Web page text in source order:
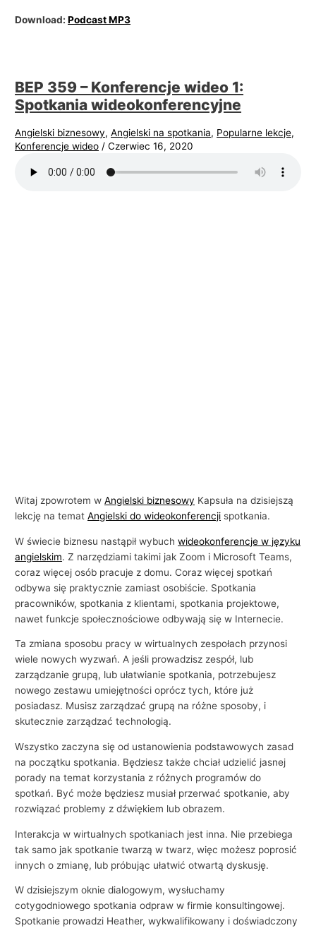
Download:Podcast MP3
BEP 359 – Konferencje wideo 1:
Spotkania wideokonferencyjne
Angielski biznesowy,Angielski na spotkania, Popularne lekcje,
Konferencje wideo /Czerwiec 16, 2020
Witaj zpowrotem wAngielski biznesowy Kapsuła na dzisiejszą
lekcję na tematAngielski do wideokonferencji spotkania.
W świecie biznesu nastąpił wybuchwideokonferencje w języku
angielskim. Z narzędziami takimi jak Zoom i Microsoft Teams,
coraz więcej osób pracuje z domu. Coraz więcej spotkań
odbywa się praktycznie zamiast osobiście. Spotkania
pracowników, spotkania z klientami, spotkania projektowe,
nawet funkcje społecznościowe odbywają się w Internecie.
Ta zmiana sposobu pracy w wirtualnych zespołach przynosi
wiele nowych wyzwań. A jeśli prowadzisz zespół, lub
zarządzanie grupą, lub ułatwianie spotkania, potrzebujesz
nowego zestawu umiejętności oprócz tych, które już
posiadasz. Musisz zarządzać grupą na różne sposoby, i
skutecznie zarządzać technologią.
Wszystko zaczyna się od ustanowienia podstawowych zasad
na początku spotkania. Będziesz także chciał udzielić jasnej
porady na temat korzystania z różnych programów do
spotkań. Być może będziesz musiał przerwać spotkanie, aby
rozwiązać problemy z dźwiękiem lub obrazem.
Interakcja w wirtualnych spotkaniach jest inna. Nie przebiega
tak samo jak spotkanie twarzą w twarz, więc możesz poprosić
innych o zmianę, lub próbując ułatwić otwartą dyskusję.
W dzisiejszym oknie dialogowym, wysłuchamy
cotygodniowego spotkania odpraw w firmie konsultingowej.
Spotkanie prowadzi Heather, wykwalifikowany i doświadczony